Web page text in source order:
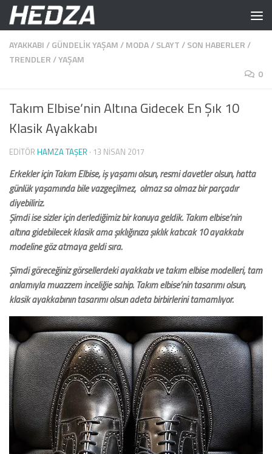
Skip to content
AYAKKABI/GÜNDELIK YAŞAM/MODA/SLAYT/SON HABERLER/
TRENDLER/YAŞAM
0
Takım Elbise’nin Altına Gidecek En Şık 10
Klasik Ayakkabı
EDITÖR HAMZA TAŞER · 13 NISAN 2017
Erkekler için Takım Elbise, iş yaşamı olsun, resmi davetler olsun, hatta
günlük yaşamında bile vazgeçilmez, olmaz sa olmaz bir parçadır
diyebiliriz.
Şimdi ise sizler için derlediğimiz bir konuya geldik. Takım elbise’nin
altına gidebilecek klasik ama şıklığınıza şıklık katıcak 10 ayakkabı
modeline göz atmaya geldi sıra.
Şimdi göreceğiniz görsellerdeki ayakkabı ve takım elbise modelleri, tam
anlamıyla muazzem inceliğie sahip. Takım elbise’nin tasarımı olsun,
klasik ayakkabının tasarımı olsun adeta birbirlerini tamamlıyor.